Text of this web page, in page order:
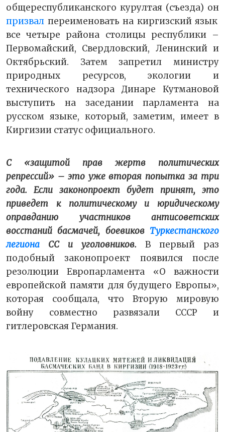
общереспубликанского курултая (съезда) он
призвал переименовать на киргизский язык
все четыре района столицы республики –
Первомайский, Свердловский, Ленинский и
Октябрьский. Затем запретил министру
природных ресурсов, экологии и
технического надзора Динаре Кутмановой
выступить на заседании парламента на
русском языке, который, заметим, имеет в
Киргизии статус официального.
С «защитой прав жертв политических
репрессий» – это уже вторая попытка за три
года. Если законопроект будет принят, это
приведет к политическому и юридическому
оправданию участников антисоветских
восстаний басмачей, боевиков Туркестанского
легиона СС и уголовников. В первый раз
подобный законопроект появился после
резолюции Европарламента «О важности
европейской памяти для будущего Европы»,
которая сообщала, что Вторую мировую
войну совместно развязали СССР и
гитлеровская Германия.